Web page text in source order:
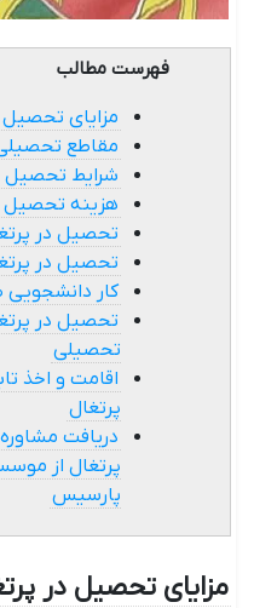
فهرست مطالب
مزایای تحصیل
مقاطع
شرایط تحصیل در
هزینه تحصیل
تحصیل در
تحصیل در
کار
تحصیل در
تحصیلی
اقامت و اخذ
پرتغال
دریافت
پرتغال از
پارسیس
مزایای تحصیل در